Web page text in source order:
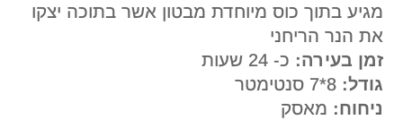
מגיע בתוך כוס מיוחדת מבטון אשר בתוכה יצקו
את הנר הריחני
זמן בעירה: כ- 24 שעות
גודל:8*7 סנטימטר
ניחוח: מאסק